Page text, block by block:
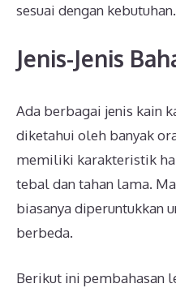
sesuai dengan kebutuhan.
Jenis-Jenis
Ada berbagai jenis kain
diketahui oleh banyak
memiliki karakteristik
tebal dan tahan lama.
biasanya diperuntukkan
berbeda.
Berikut ini pembahasan